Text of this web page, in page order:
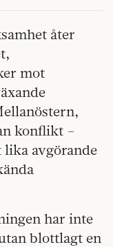
åter
mot
konflikt –
avgörande
har inte
blottlagt en